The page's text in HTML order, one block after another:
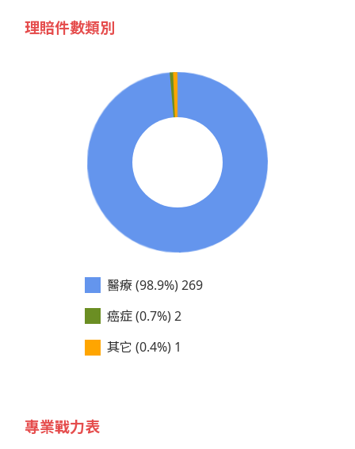
理賠件數類別
醫療 (98.9%) 269
癌症 (0.7%) 2
其它 (0.4%) 1
專業戰力表